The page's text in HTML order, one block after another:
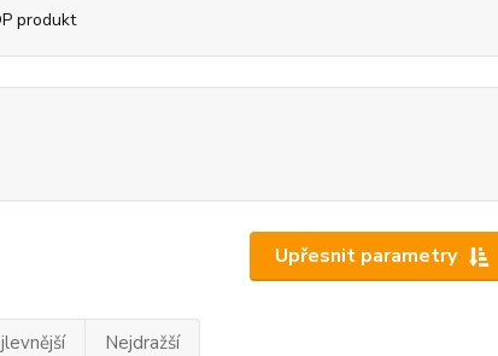
Upřesnit parametry
produkt
Nejdražší